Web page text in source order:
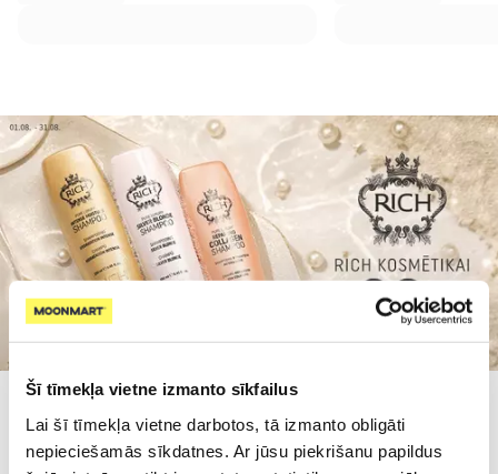
Šī tīmekļa vietne izmanto sīkfailus
Lai šī tīmekļa vietne darbotos, tā izmanto obligāti
nepieciešamās sīkdatnes. Ar jūsu piekrišanu papildus
Populārākie kategorijā